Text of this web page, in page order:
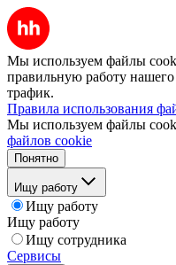
Мы используем файлы
правильную работу нашего
трафик.
Правила использования
Мы используем файлы
файлов cookie
Понятно
Ищу работу
Ищу работу
Ищу работу
Ищу сотрудника
Сервисы